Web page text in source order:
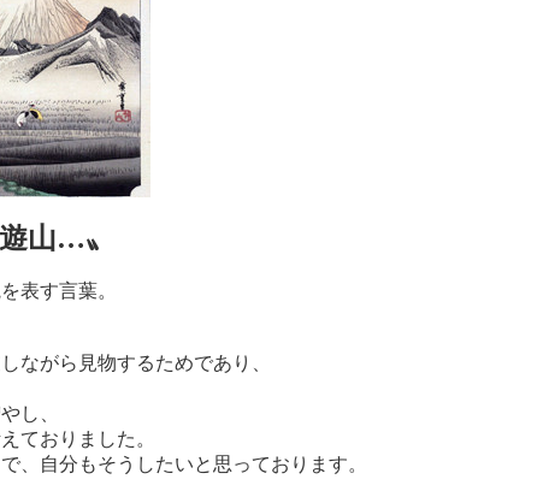
山…〟
表す言葉。
ながら見物するためであり、
し、
ておりました。
、自分もそうしたいと思っております。